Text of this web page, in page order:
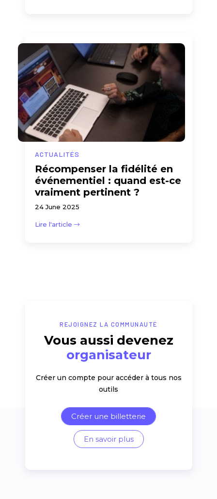
ACTUALITÉS
Récompenser la fidélité en
événementiel : quand est-ce
vraiment pertinent ?
24 June 2025
Lire l'article
REJOIGNEZ LA COMMUNAUTÉ
Vous aussi devenez
organisateur
Créer un compte pour accéder à tous nos
outils
Créer une billetterie
En savoir plus